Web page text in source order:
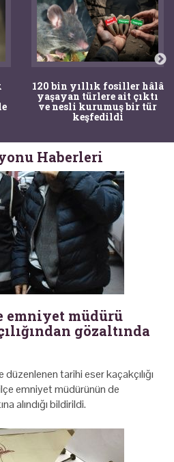
120 bin yıllık fosiller hâlâ
yaşayan türlere ait çıktı
ve nesli kurumuş bir tür
keşfedildi
Haberleri
emniyet müdürü
gözaltında
düzenlenen tarihi eser kaçakçılığı
emniyet müdürünün de
alındığı bildirildi.